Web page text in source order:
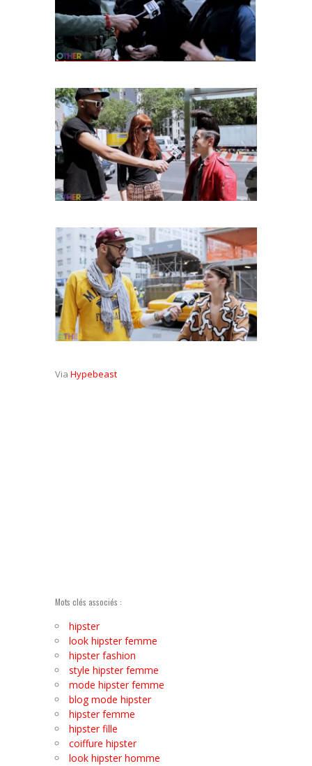
Via Hypebeast
Mots clés associés :
hipster
look hipster femme
hipster fashion
style hipster femme
mode hipster femme
blog mode hipster
hipster femme
hipster fille
coiffure hipster
look hipster homme